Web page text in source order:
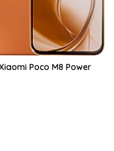
Poco M8 Power